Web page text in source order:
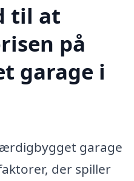
til at
på
garage i
garage
der spiller